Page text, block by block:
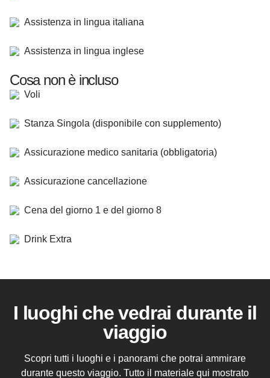
Assistenza in lingua italiana
Assistenza in lingua inglese
Cosa non è incluso
Voli
Stanza Singola (disponibile con supplemento)
Assicurazione medico sanitaria (obbligatoria)
Assicurazione cancellazione
Cena del giorno 1 e del giorno 8
Drink Extra
I luoghi che vedrai durante il
viaggio
Scopri tutti i luoghi e i panorami che potrai ammirare
durante questo viaggio. Tutto il materiale qui mostrato